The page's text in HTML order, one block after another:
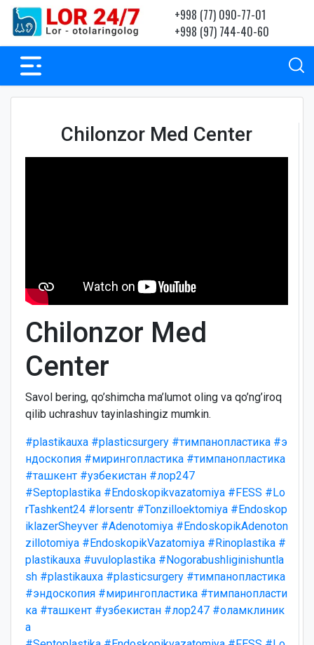
+998 (77) 090-77-01
+998 (97) 744-40-60
Chilonzor Med Center
Chilonzor Med
Center
Savol bering, qo’shimcha ma’lumot oling va qo’ng’iroq
qilib uchrashuv tayinlashingiz mumkin.
#plastikauxa #plasticsurgery #тимпанопластика #э
ндоскопия #мирингопластика #тимпанопластика
#ташкент #узбекистан #лор247
#Septoplastika #Endoskopikvazatomiya #FESS #Lo
rTashkent24 #lorsentr #Tonzilloektomiya #Endoskop
iklazerSheyver #Adenotomiya #EndoskopikAdenoton
zillotomiya #EndoskopikVazatomiya #Rinoplastika #
plastikauxa #uvuloplastika #Nogorabushliginishuntla
sh #plastikauxa #plasticsurgery #тимпанопластика
#эндоскопия #мирингопластика #тимпанопласти
ка #ташкент #узбекистан #лор247 #оламклиник
а